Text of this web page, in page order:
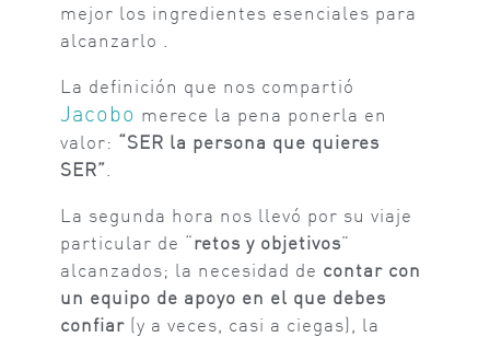
mejor los ingredientes esenciales para
alcanzarlo .
La definición que nos compartió
Jacobo merece la pena ponerla en
valor: “SER la persona que quieres
SER”
La segunda hora nos llevó por su viaje
particular de “retos y objetivos”
alcanzados; la necesidad de contar con
un equipo de apoyo en el que debes
confiar(y a veces, casi a ciegas), la